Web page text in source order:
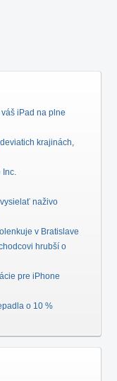
iPad na plne
krajinách,
naživo
v Bratislave
hrubší o
pre iPhone
o 10 %